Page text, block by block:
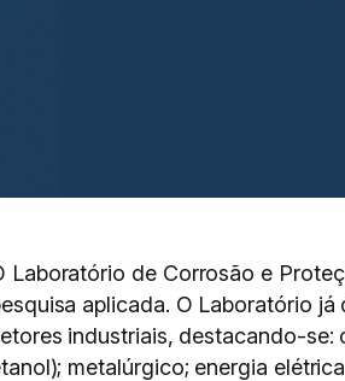
Laboratório de Corrosão e
aplicada. O Laboratório
industriais, destacando-
metalúrgico; energia